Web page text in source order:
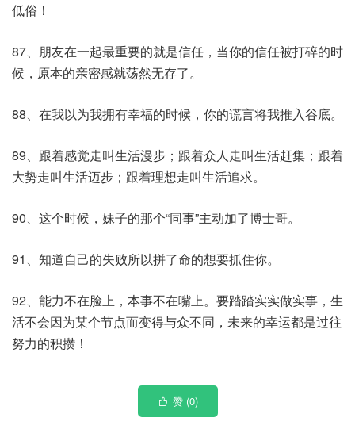
低俗！
87、朋友在一起最重要的就是信任，当你的信任被打碎的时
候，原本的亲密感就荡然无存了。
88、在我以为我拥有幸福的时候，你的谎言将我推入谷底。
89、跟着感觉走叫生活漫步；跟着众人走叫生活赶集；跟着
大势走叫生活迈步；跟着理想走叫生活追求。
90、这个时候，妹子的那个“同事”主动加了博士哥。
91、知道自己的失败所以拼了命的想要抓住你。
92、能力不在脸上，本事不在嘴上。要踏踏实实做实事，生
活不会因为某个节点而变得与众不同，未来的幸运都是过往
努力的积攒！
 赞 (0)